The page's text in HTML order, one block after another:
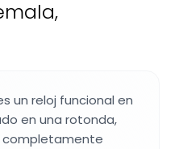
un reloj funcional en
en una rotonda,